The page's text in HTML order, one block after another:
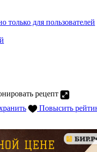
только для пользователей
рецепт
Повысить